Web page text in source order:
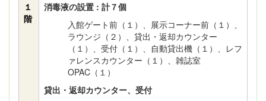
１
階
消毒液の設置 : 計７個
入館ゲート前（１）、展示コーナー前（１）、
ラウンジ（２）、貸出・返却カウンター
（１）、受付（１）、自動貸出機（１）、レフ
ァレンスカウンター（１）、雑誌室
OPAC（１）
貸出・返却カウンター、受付